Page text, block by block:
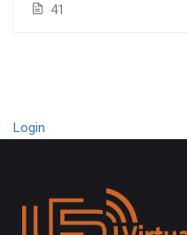
41
Login